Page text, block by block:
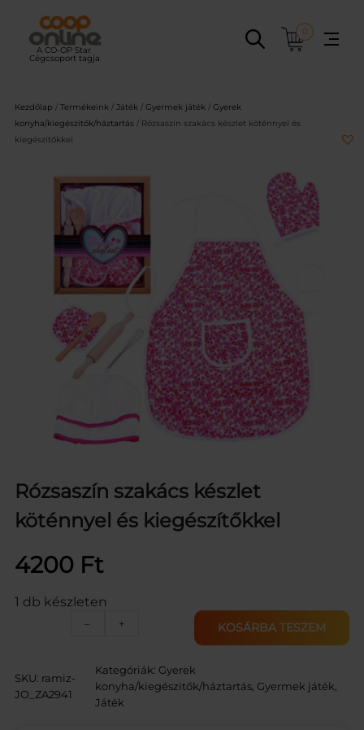
tartalomhoz
0
Kezdőlap / Termékeink / Játék / Gyermek játék / Gyerek
konyha/kiegészitők/háztartás / Rózsaszín szakács készlet köténnyel és
kiegészítőkkel
Rózsaszín szakács készlet
köténnyel és kiegészítőkkel
4200 Ft
1 db készleten
–
s
a
s
+ KOSÁRBA TESZEM
SKU: ramiz-
JO_ZA2941
Kategóriák: Gyerek
konyha/kiegészitők/háztartás, Gyermek játék
Játék